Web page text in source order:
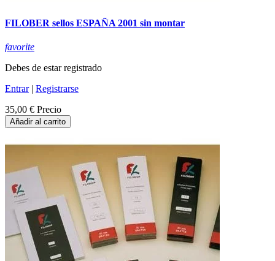
FILOBER sellos ESPAÑA 2001 sin montar
favorite
Debes de estar registrado
Entrar| Registrarse
35,00 € Precio
Añadir al carrito